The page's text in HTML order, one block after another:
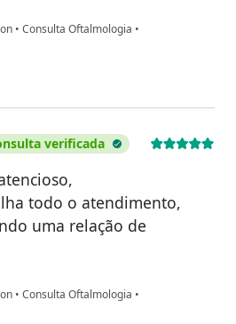
• Consulta Oftalmologia •
Silva
verificada
todo o atendimento,
uma relação de
• Consulta Oftalmologia •